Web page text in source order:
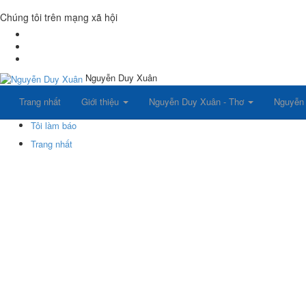
Chúng tôi trên mạng xã hội
Nguyễn Duy Xuân
Trang nhất
Giới thiệu Nguyễn Duy Xuân - Thơ
Tôi làm báo
Trang nhất